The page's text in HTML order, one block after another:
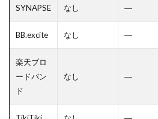
SYNAPSE なし ―
BB.excite なし ―
楽天ブロ
ードバン
ド
なし ―